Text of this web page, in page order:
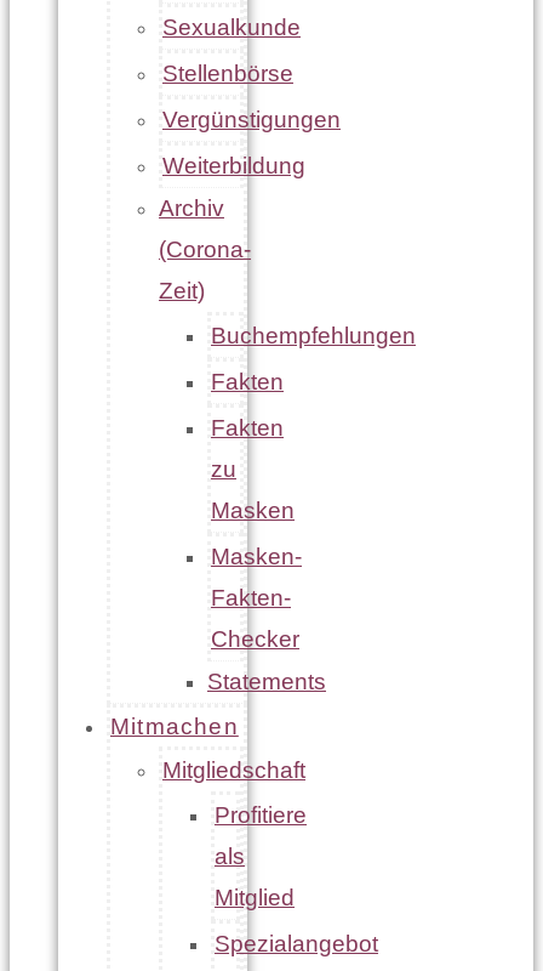
Sexualkunde
Stellenbörse
Vergünstigungen
Weiterbildung
Archiv
(Corona-
Zeit)
Buchempfehlungen
Fakten
Fakten
zu
Masken
Masken-
Fakten-
Checker
Statements
Mitmachen
Mitgliedschaft
Profitiere
als
Mitglied
Spezialangebot